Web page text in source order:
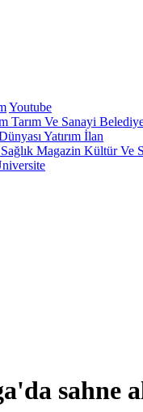
Youtube
Tarım Ve Sanayi
Yatırım İlan
Magazin Kültür Ve
sahne